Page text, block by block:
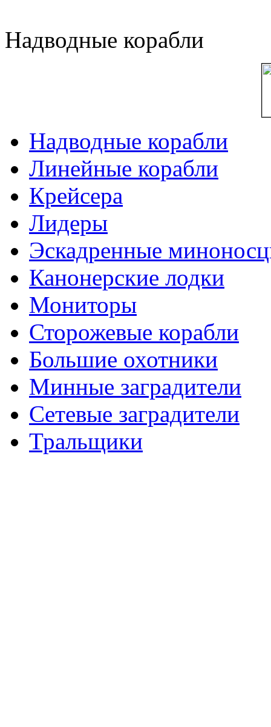
Надводные корабли
Надводные корабли
Линейные корабли
Крейсера
Лидеры
Эскадренные
Канонерские лодки
Мониторы
Сторожевые корабли
Большие охотники
Минные заградители
Сетевые заградители
Тральщики